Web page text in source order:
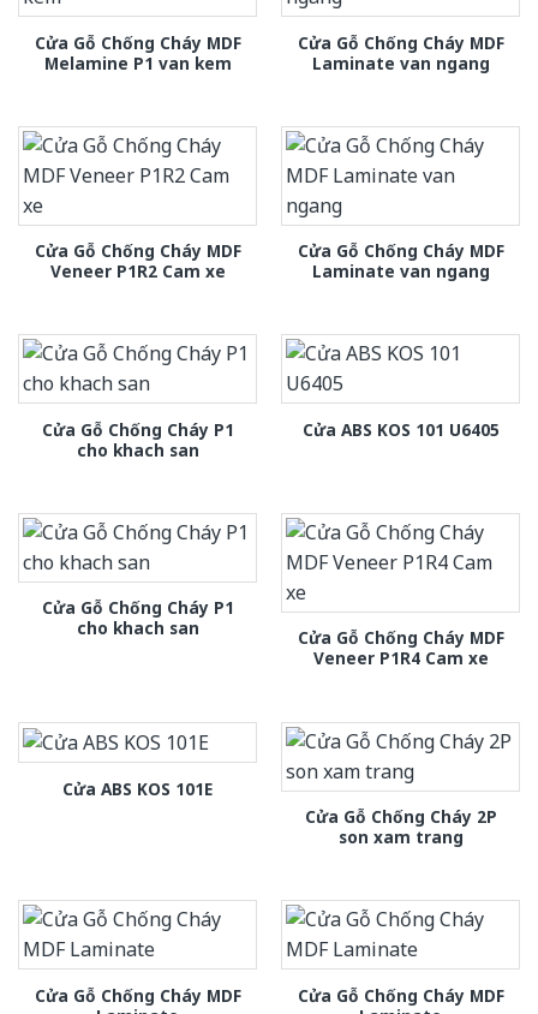
Cửa Gỗ Chống Cháy MDF
Melamine P1 van kem
Cửa Gỗ Chống Cháy MDF
Laminate van ngang
Cửa Gỗ Chống Cháy MDF
Veneer P1R2 Cam xe
Cửa Gỗ Chống Cháy MDF
Laminate van ngang
Cửa Gỗ Chống Cháy P1
cho khach san
Cửa ABS KOS 101 U6405
Cửa Gỗ Chống Cháy P1
cho khach san
Cửa Gỗ Chống Cháy MDF
Veneer P1R4 Cam xe
Cửa ABS KOS 101E
Cửa Gỗ Chống Cháy 2P
son xam trang
Cửa Gỗ Chống Cháy MDF
Cửa Gỗ Chống Cháy MDF